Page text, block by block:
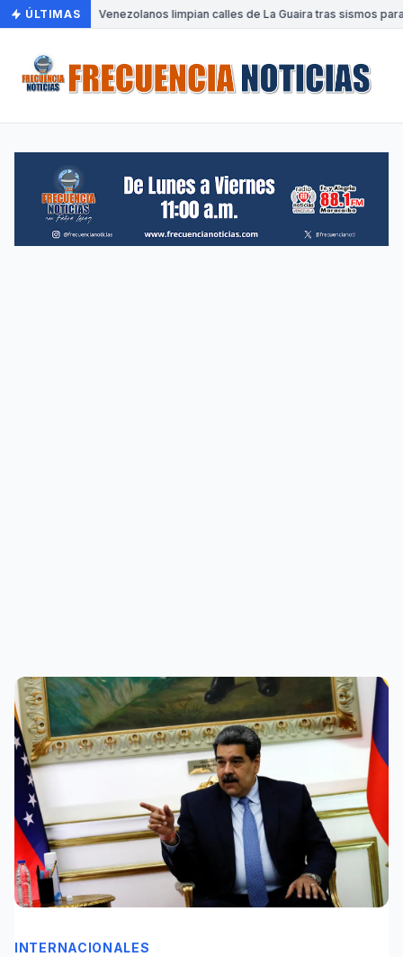
ÚLTIMAS Venezolanos limpian calles de La Guaira tras sismos
INTERNACIONALES